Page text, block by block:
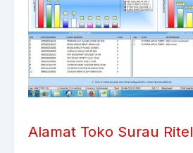
Alamat Toko Surau Ritel